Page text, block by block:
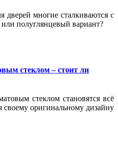
дверей многие сталкиваются с
полуглянцевый вариант?
стеклом – стоит ли
стеклом становятся всё
своему оригинальному дизайну